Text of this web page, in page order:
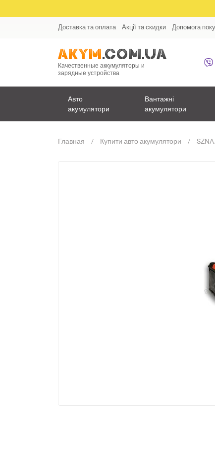
Доставка та оплата Акції та скидки Допомога
Качественные аккумуляторы и
зарядные устройства
Авто
акумулятори
Вантажні
акумулятори
Главная Купити авто акумулятори